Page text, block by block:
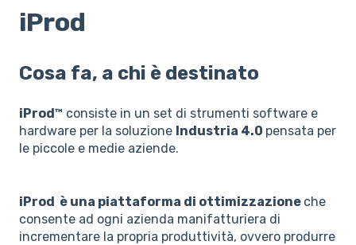
iProd
Cosa fa, a chi è destinato
iProd™ consiste in un set di strumenti software e
hardware per la soluzione Industria 4.0 pensata per
le piccole e medie aziende.
iProd è una piattaforma di ottimizzazione che
consente ad ogni azienda manifatturiera di
incrementare la propria produttività, ovvero produrre